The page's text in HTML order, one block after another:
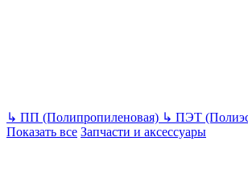
↳ ПП (Полипропиленовая) ↳ ПЭТ
Показать все Запчасти и аксессуары